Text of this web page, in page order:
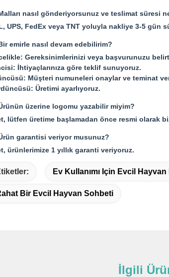
nasıl gönderiyorsunuz ve teslimat süresi
UPS, FedEx veya TNT yoluyla nakliye 3-5 gün
emirle nasıl devam edebilirim?
Gereksinimlerinizi veya başvurunuzu
İhtiyaçlarınıza göre teklif sunuyoruz.
Müşteri numuneleri onaylar ve teminat
Üretimi ayarlıyoruz.
üzerine logomu yazabilir miyim?
lütfen üretime başlamadan önce resmi olarak
garantisi veriyor musunuz?
ürünlerimize 1 yıllık garanti veriyoruz.
Ev Kullanımı Için Evcil
Bir Evcil Hayvan Sohbeti
İlgili